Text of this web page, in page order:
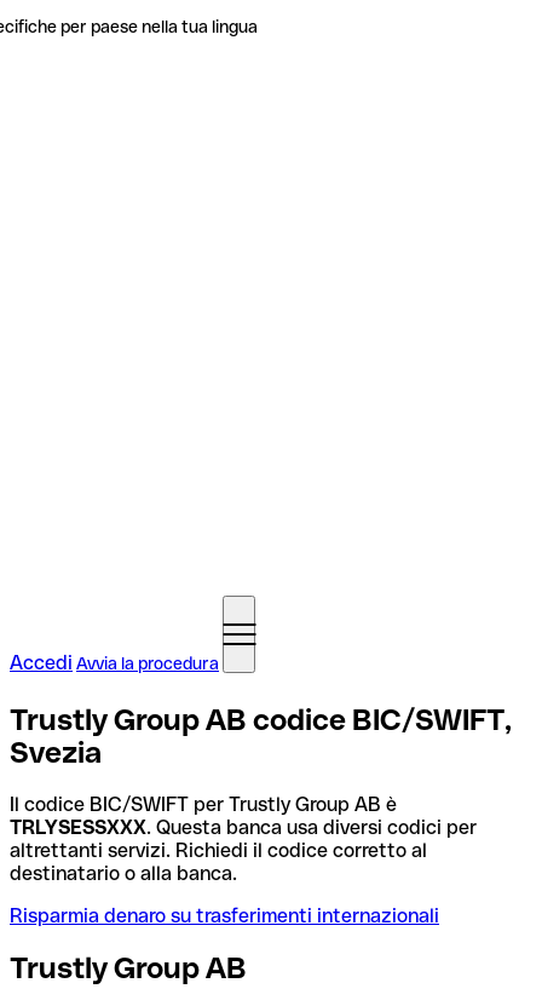
per paese nella tua lingua
Accedi Avvia la procedura
Trustly Group AB codice BIC/SWIFT,
Svezia
Il codice BIC/SWIFT per Trustly Group AB è
TRLYSESSXXX. Questa banca usa diversi codici per
altrettanti servizi. Richiedi il codice corretto al
destinatario o alla banca.
Risparmia denaro su trasferimenti internazionali
Trustly Group AB